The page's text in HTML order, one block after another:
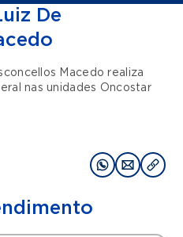
De
Macedo realiza
nas unidades Oncostar